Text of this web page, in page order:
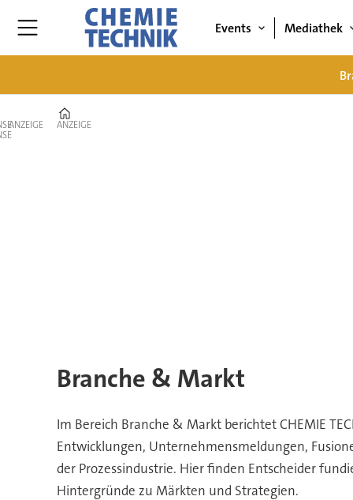
Events Mediathek
ANZEIGE
CHEMIE
TECHNIK
ANZEIGE
Branche & Markt
Im Bereich Branche & Markt berichtet CHEMIE
Entwicklungen, Unternehmensmeldungen,
der Prozessindustrie. Hier finden Entscheider
Hintergründe zu Märkten und Strategien.